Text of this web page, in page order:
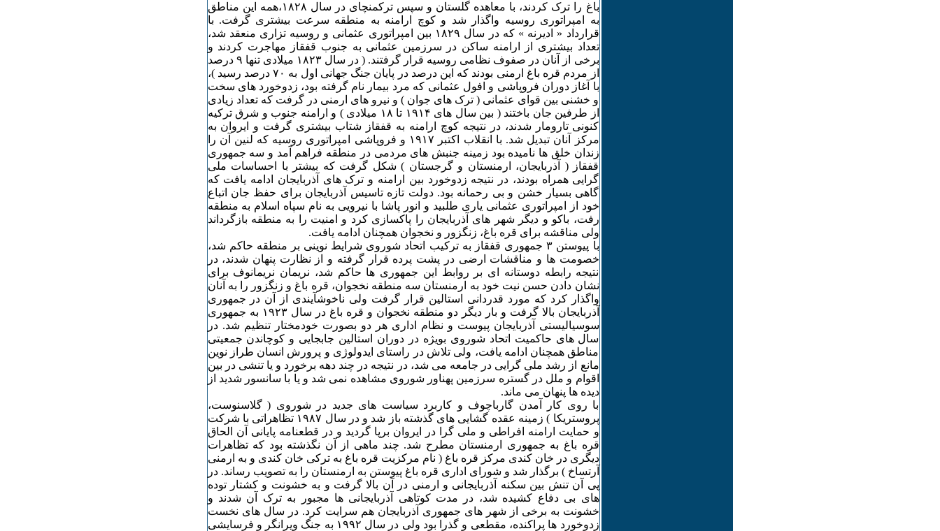
باغ را ترک کردند، با معاهده گلستان و سپس ترکمنچای در سال ۱٨۲٨،همه این مناطق
به امپراتوری روسیه واگذار شد و کوچ ارامنه به منطقه سرعت بیشتری گرفت. با
قرارداد « ادیرنه » که در سال ۱٨۲۹ بین امپراتوری عثمانی و روسیه تزاری منعقد شد،
تعداد بیشتری از ارامنه ساکن در سرزمین عثمانی به جنوب قفقاز مهاجرت کردند و
برخی از آنان در صفوف نظامی روسیه قرار گرفتند. ( در سال ۱٨۲٣ میلادی تنها ۹ درصد
از مردم قره باغ ارمنی بودند که این درصد در پایان جنگ جهانی اول به ۷۰ درصد رسید )،
با آغاز دوران فروپاشی و افول عثمانی که مرد بیمار نام گرفته بود، زدوخورد های سخت
و خشنی بین قوای عثمانی ( ترک های جوان ) و نیرو های ارمنی در گرفت که تعداد زیادی
از طرفین جان باختند ( بین سال های ۱۹۱۴ تا ۱٨ میلادی ) و ارامنه جنوب و شرق ترکیه
کنونی تارومار شدند، در نتیجه کوچ ارامنه به قفقاز شتاب بیشتری گرفت و ایروان به
مرکز آنان تبدیل شد. با انقلاب اکتبر ۱۹۱۷ و فروپاشی امپراتوری روسیه که لنین آن را
زندان خلق ها نامیده بود زمینه جنبش های مردمی در منطقه فراهم آمد و سه جمهوری
قفقاز ( آذربایجان، ارمنستان و گرجستان ) شکل گرفت که بیشتر با احساسات ملی
گرایی همراه بودند، در نتیجه زدوخورد بین ارامنه و ترک های آذربایجان ادامه یافت که
گاهی بسیار خشن و بی رحمانه بود. دولت تازه تاسیس آذربایجان برای حفظ جان اتباع
خود از امپراتوری عثمانی یاری طلبید و انور پاشا با نیرویی به نام سپاه اسلام به منطقه
رفت، باکو و دیگر شهر های آذربایجان را پاکسازی کرد و امنیت را به منطقه بازگرداند
ولی مناقشه برای قره باغ، زنگزور و نخجوان همچنان ادامه یافت.
با پیوستن ٣ جمهوری قفقاز به ترکیب اتحاد شوروی شرایط نوینی بر منطقه حاکم شد،
خصومت ها و مناقشات ارضی در پشت پرده قرار گرفته و از نظارت پنهان شدند، در
نتیجه رابطه دوستانه ای بر روابط این جمهوری ها حاکم شد، نریمان نریمانوف برای
نشان دادن حسن نیت خود به ارمنستان سه منطقه نخجوان، قره باغ و زنگزور را به آنان
واگذار کرد که مورد قدردانی استالین قرار گرفت ولی ناخوشآیندی از آن در جمهوری
آذربایجان بالا گرفت و بار دیگر دو منطقه نخجوان و قره باغ در سال ۱۹۲٣ به جمهوری
سوسیالیستی آذربایجان پیوست و نظام اداری هر دو بصورت خودمختار تنظیم شد. در
سال های حاکمیت اتحاد شوروی بویژه در دوران استالین جابجایی و کوچاندن جمعیتی
مناطق همچنان ادامه یافت، ولی تلاش در راستای ایدولوژی و پرورش انسان طراز نوین
مانع از رشد ملی گرایی در جامعه می شد، در نتیجه در چند دهه برخورد و یا تنشی در بین
اقوام و ملل در گستره سرزمین پهناور شوروی مشاهده نمی شد و یا با سانسور شدید از
دیده ها پنهان می ماند.
با روی کار آمدن گارباچوف و کاربرد سیاست های جدید در شوروی ( گلاسنوست،
پروستریکا ) زمینه عقده گشایی های گذشته باز شد و در سال ۱۹٨۷ تظاهراتی با شرکت
و حمایت ارامنه افراطی و ملی گرا در ایروان برپا گردید و در قطعنامه پایانی آن الحاق
قره باغ به جمهوری ارمنستان مطرح شد. چند ماهی از آن نگذشته بود که تظاهرات
دیگری در خان کندی مرکز قره باغ ( نام مرکزیت قره باغ به ترکی خان کندی و به ارمنی
آرتساخ ) برگذار شد و شورای اداری قره باغ پیوستن به ارمنستان را به تصویب رساند. در
پی آن تنش بین سکنه آذربایجانی و ارمنی در آن بالا گرفت و به خشونت و کشتار توده
های بی دفاع کشیده شد، در مدت کوتاهی آذربایجانی ها مجبور به ترک آن شدند و
خشونت به برخی از شهر های جمهوری آذربایجان هم سرایت کرد. در سال های نخست
زدوخورد ها پراکنده، مقطعی و گذرا بود ولی در سال ۱۹۹۲ به جنگ ویرانگر و فرسایشی